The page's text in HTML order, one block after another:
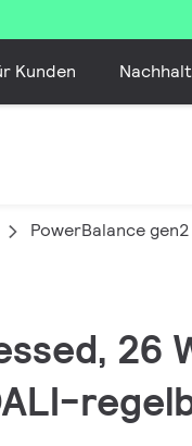
Kunden
PowerBalance gen2
26